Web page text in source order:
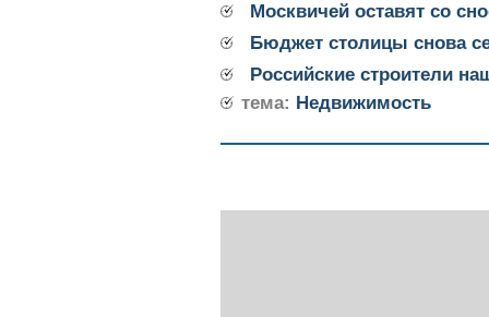
Москвичей оставят со
Бюджет столицы снова
Российские строители
тема: Недвижимость